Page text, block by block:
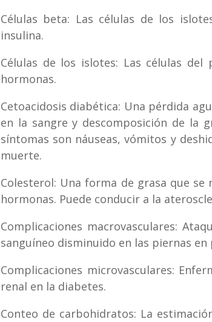
Células beta: Las células de los
insulina.
Células de los islotes: Las células
hormonas.
Cetoacidosis diabética: Una pérdida
en la sangre y descomposición de la
síntomas son náuseas, vómitos y
muerte.
Colesterol: Una forma de grasa que
hormonas. Puede conducir a la
Complicaciones macrovasculares:
sanguíneo disminuido en las piernas
Complicaciones microvasculares:
renal en la diabetes.
Conteo de carbohidratos: La